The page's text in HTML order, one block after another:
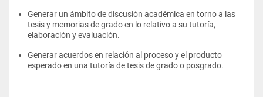
Generar un ámbito de discusión académica en torno a las
tesis y memorias de grado en lo relativo a su tutoría,
elaboración y evaluación.
Generar acuerdos en relación al proceso y el producto
esperado en una tutoría de tesis de grado o posgrado.